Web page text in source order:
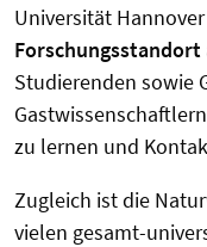
Universität
Forschungsstandort
Studierenden sowie
zu lernen und
Zugleich ist die
vielen gesamt-